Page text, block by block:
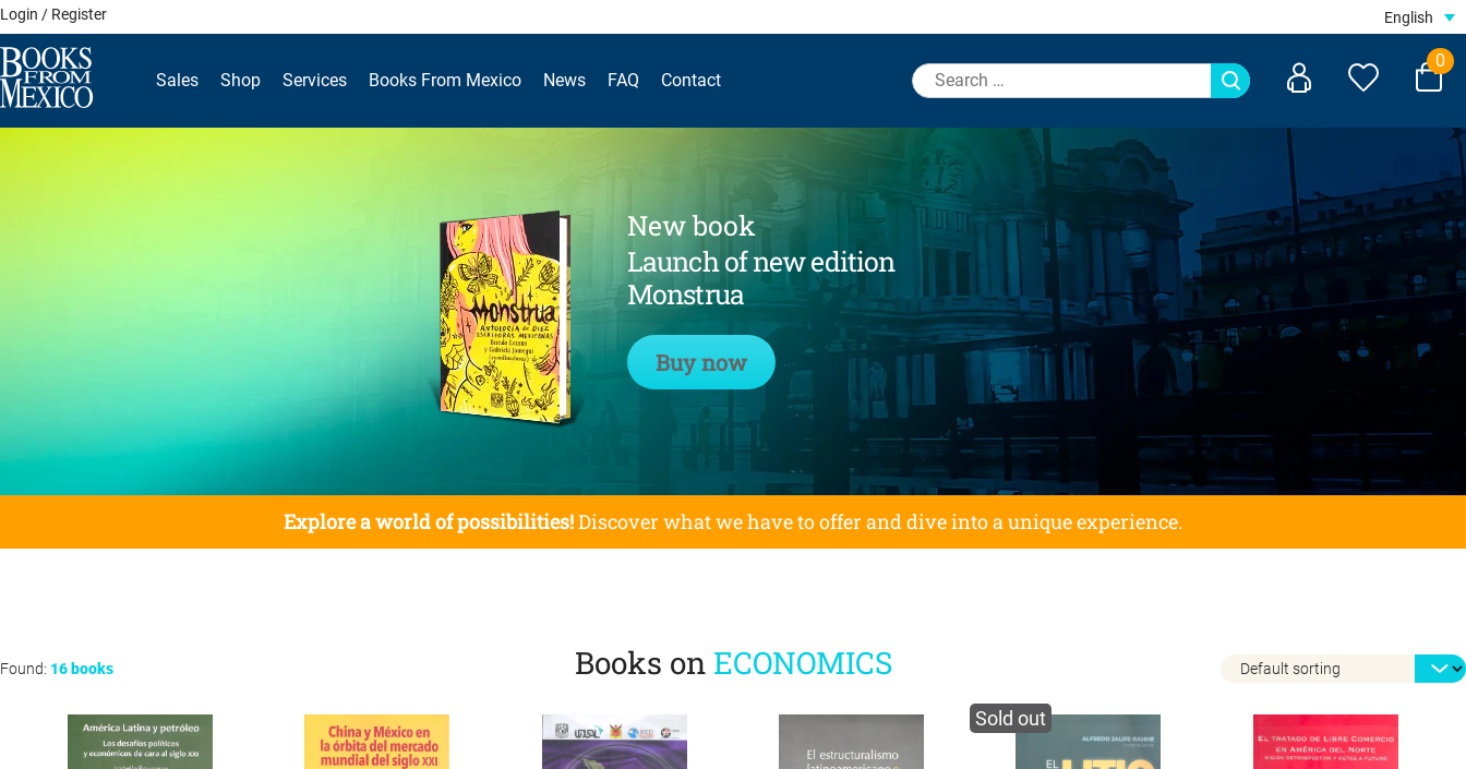
Skip
to
content
Login / Register English
Sales Shop Services Books From Mexico News FAQ Contact
Search
for:
0
New book
Launch of new edition
Monstrua
Buy now
Explore a world of possibilities!Discover what we have to offer and dive into a unique experience.
Found: 16 books Books on ECONOMICS
Sold out